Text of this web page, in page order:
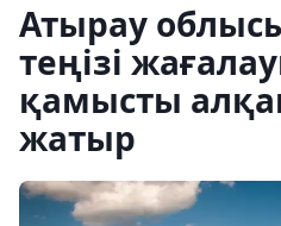
Атырау
теңізі
қамысты
жатыр